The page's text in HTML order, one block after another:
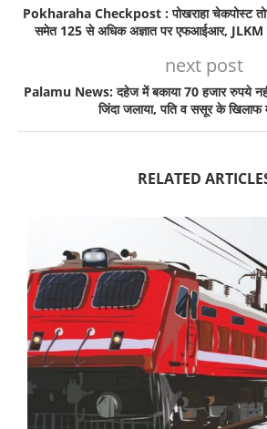
Pokharaha Checkpost : पोखराहा चेकपोस्ट
समेत 125 से अधिक अज्ञात पर एफआईआर, JLKM
next post
Palamu News: दहेज में बकाया 70 हजार रुपये नहीं
जिंदा जलाया, पति व ससूर के खिलाफ
RELATED